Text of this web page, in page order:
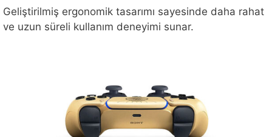
Geliştirilmiş ergonomik tasarımı sayesinde daha rahat
ve uzun süreli kullanım deneyimi sunar.